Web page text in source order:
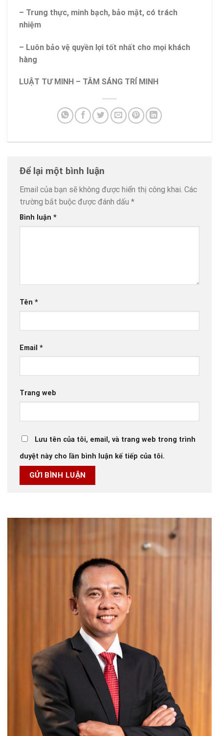
– Trung thực, minh bạch, bảo mật, có trách
nhiệm
– Luôn bảo vệ quyền lợi tốt nhất cho mọi khách
hàng
LUẬT TƯ MINH – TÂM SÁNG TRÍ MINH
Để lại một bình luận
Email của bạn sẽ không được hiển thị công khai. Các
trường bắt buộc được đánh dấu *
Bình luận *
Tên *
Email *
Trang web
Lưu tên của tôi, email, và trang web trong trình
duyệt này cho lần bình luận kế tiếp của tôi.